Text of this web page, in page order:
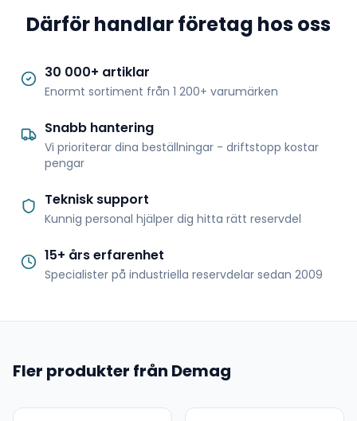
Därför handlar företag hos oss
30 000+ artiklar
Enormt sortiment från 1 200+ varumärken
Snabb hantering
Vi prioriterar dina beställningar - driftstopp kostar
pengar
Teknisk support
Kunnig personal hjälper dig hitta rätt reservdel
15+ års erfarenhet
Specialister på industriella reservdelar sedan 2009
Fler produkter från Demag